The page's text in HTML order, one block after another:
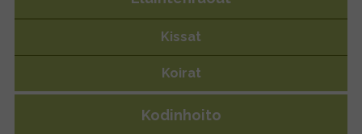
Kissat
Koirat
Kodinhoito